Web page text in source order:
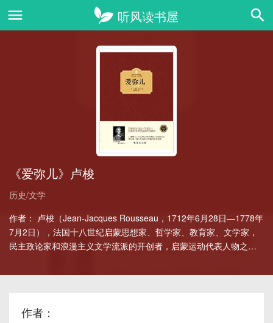
《爱弥儿》卢梭
历史/文学
作者： 卢梭（Jean-Jacques Rousseau，1712年6月28日—1778年
7月2日），法国十八世纪启蒙思想家、哲学家、教育家、文学家，
民主政论家和浪漫主义文学流派的开创者，启蒙运动代表人物之
作者：